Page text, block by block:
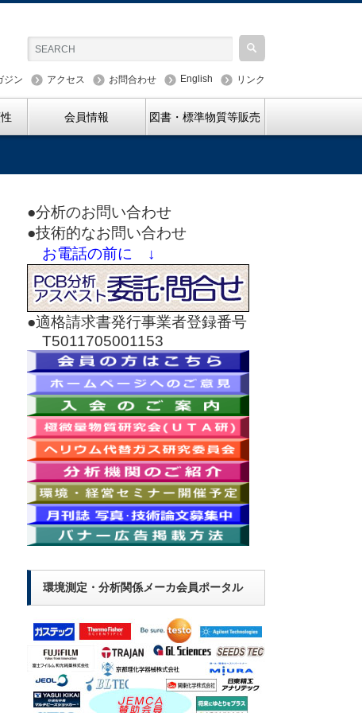
ジン アクセス お問合わせ English リンク
会員情報 図書・標準物質等販売
●分析のお問い合わせ
●技術的なお問い合わせ
お電話の前に ↓
●適格請求書発行事業者登録番号
T5011705001153
環境測定・分析関係メーカ会員ポータル